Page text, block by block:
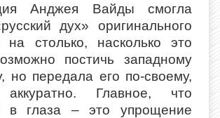
Анджея Вайды смогла
дух» оригинального
столько, насколько это
постичь западному
но передала его по-своему,
Главное, что
в глаза – это упрощение